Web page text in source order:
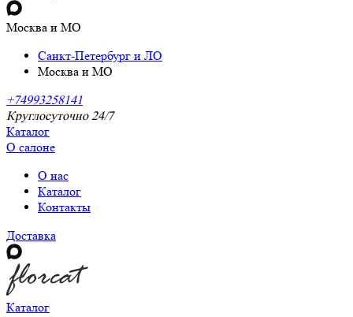
Москва и МО
Санкт-Петербург и ЛО
Москва и МО
+74993258141
Круглосуточно 24/7
Каталог
О салоне
О нас
Каталог
Контакты
Доставка
Каталог